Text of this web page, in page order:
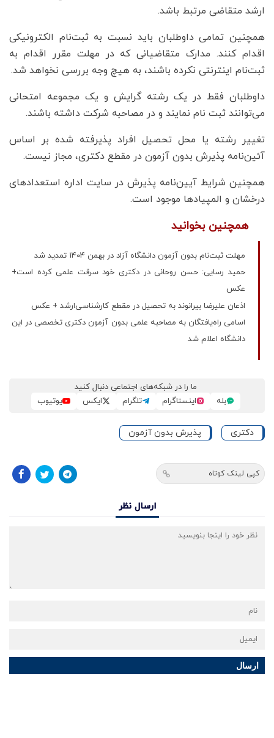
ارشد متقاضی مرتبط باشد.
همچنین تمامی داوطلبان باید نسبت به ثبت‌نام الکترونیکی
اقدام کنند. مدارک متقاضیانی که در مهلت مقرر اقدام به
ثبت‌نام اینترنتی نکرده باشند، به هیچ وجه بررسی نخواهد شد.
داوطلبان فقط در یک رشته گرایش و یک مجموعه امتحانی
می‌توانند ثبت نام نمایند و در مصاحبه شرکت داشته باشند.
تغییر رشته یا محل تحصیل افراد پذیرفته شده بر اساس
آئین‌نامه پذیرش بدون آزمون در مقطع دکتری، مجاز نیست.
همچنین شرایط آیین‌نامه پذیرش در سایت اداره استعدادهای
درخشان و المپیادها موجود است.
همچنین بخوانید
مهلت ثبت‌نام بدون آزمون دانشگاه آزاد در بهمن ۱۴۰۴ تمدید شد
حمید رسایی: حسن روحانی در دکتری خود سرقت علمی کرده است+
عکس
اذعان علیرضا بیرانوند به تحصیل در مقطع کارشناسی‌ارشد + عکس
اسامی راه‌یافتگان به مصاحبه علمی بدون آزمون دکتری تخصصی در این
دانشگاه اعلام شد
ما را در شبکه‌های اجتماعی دنبال کنید
بله
اینستاگرام تلگرام ایکس یوتیوب
دکتری پذیرش بدون آزمون
کپی لینک کوتاه
ارسال نظر
ارسال